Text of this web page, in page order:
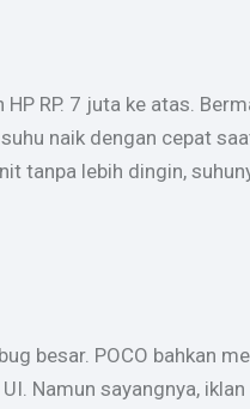
RP. 7 juta ke atas.
naik dengan cepat
tanpa lebih dingin,
besar. POCO bahkan
Namun sayangnya,